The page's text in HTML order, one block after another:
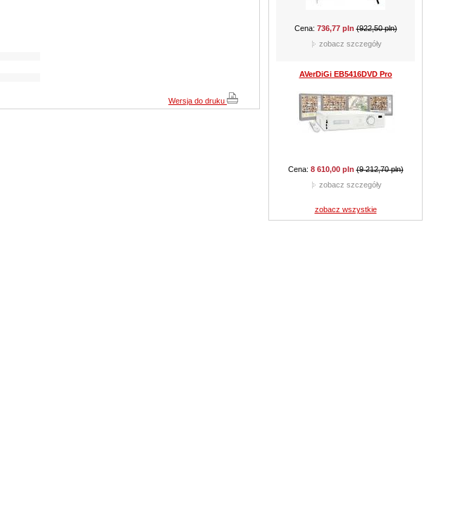
Wersja do druku
Cena: 301,35 pln (424,35 pln)
zobacz szczegóły
CAMSTAR CAM-510B
Cena: 159,90 pln (289,05 pln)
zobacz szczegóły
CAMSTAR CAM-210D
zobacz wszystkie